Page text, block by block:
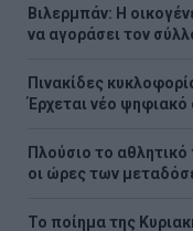
Βιλερμπάν: Η
να αγοράσει τον
Πινακίδες
Έρχεται νέο
Πλούσιο το
οι ώρες των
Το ποίημα της